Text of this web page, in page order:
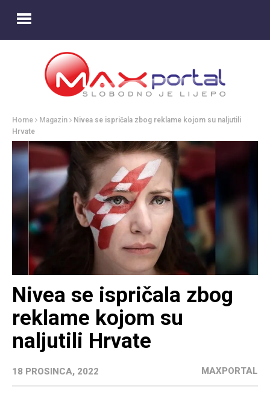
Home Magazin
Nivea se ispričala zbog reklame kojom su naljutili
Hrvate
Nivea se ispričala zbog
reklame kojom su
naljutili Hrvate
18 PROSINCA, 2022 MAXPORTAL